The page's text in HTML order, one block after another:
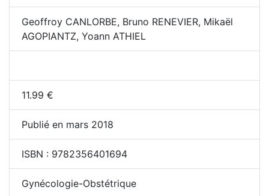
Geoffroy CANLORBE, Bruno RENEVIER, Mikaël
AGOPIANTZ, Yoann ATHIEL
11.99 €
Publié en mars 2018
ISBN : 9782356401694
Gynécologie-Obstétrique